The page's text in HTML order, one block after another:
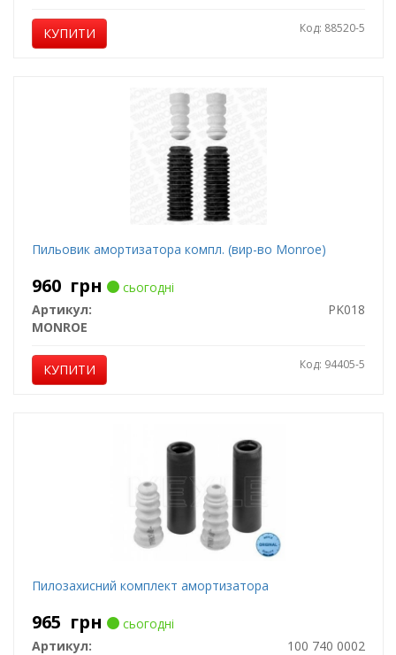
КУПИТИ Код: 88520-5
Пильовик амортизатора компл. (вир-во Monroe)
960 грн
сьогодні
Артикул:
PK018
MONROE
КУПИТИ Код: 94405-5
Пилозахисний комплект амортизатора
965 грн
сьогодні
Артикул:
100 740 0002